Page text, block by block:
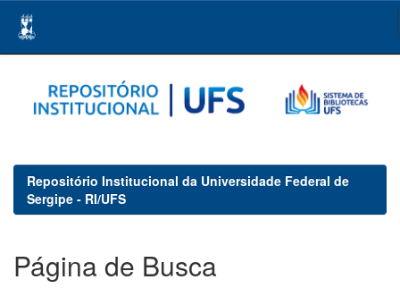
navigation
Repositório Institucional da Universidade Federal de
Sergipe - RI/UFS
Página de Busca